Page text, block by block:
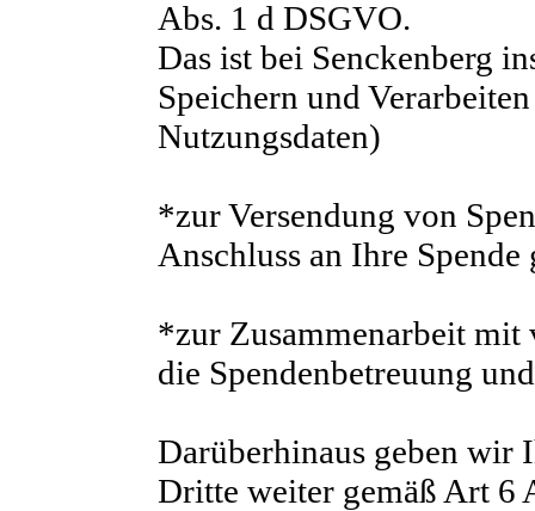
Abs. 1 d DSGVO.
Das ist bei Senckenberg
Speichern und
Nutzungsdaten)
*zur Versendung von
Anschluss an Ihre
*zur Zusammenarbeit mit
die Spendenbetreuung
Darüberhinaus geben wir
Dritte weiter gemäß Art 6